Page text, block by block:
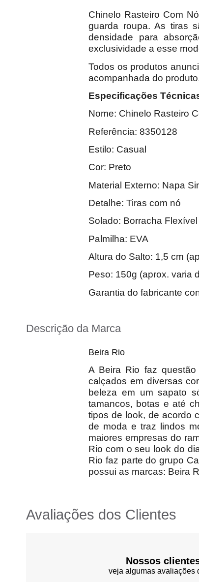
Chinelo Rasteiro Com
guarda roupa. As tiras
densidade para
exclusividade a esse
Todos os produtos
acompanhada do
Nome: Chinelo Rasteiro
Referência:
Estilo: Casual
Material Externo: Napa
Detalhe: Tiras com nó
Solado: Borracha
Palmilha: EVA
Altura do Salto: 1,5 cm
Peso: 150g (aprox. varia
Garantia do fabricante
Descrição da Marca
Beira Rio
A Beira Rio faz
calçados em diversas
beleza em um sapato
tamancos, botas e até
tipos de look, de acordo
de moda e traz lindos
maiores empresas do
Rio com o seu look do
Rio faz parte do grupo
possui as marcas: Beira
Avaliações dos Clientes
Nossos
veja algumas avaliações